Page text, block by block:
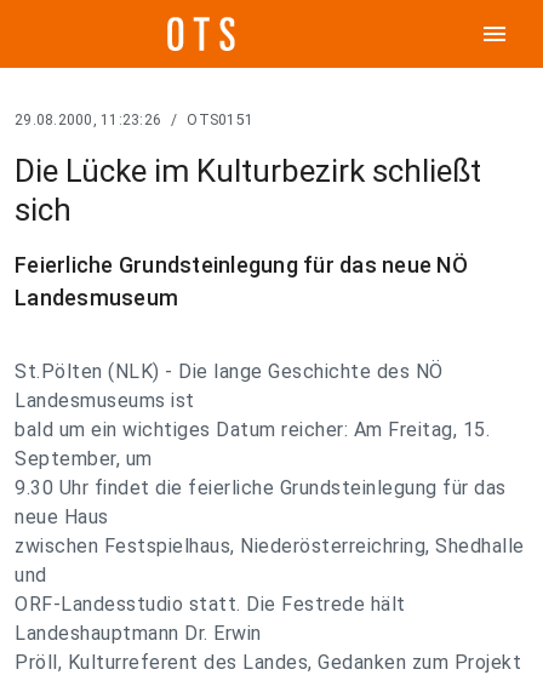
menu
29.08.2000, 11:23:26 / OTS0151
Die Lücke im Kulturbezirk schließt
sich
Feierliche Grundsteinlegung für das neue NÖ
Landesmuseum
St.Pölten (NLK) - Die lange Geschichte des NÖ
Landesmuseums ist
bald um ein wichtiges Datum reicher: Am Freitag, 15.
September, um
9.30 Uhr findet die feierliche Grundsteinlegung für das
neue Haus
zwischen Festspielhaus, Niederösterreichring, Shedhalle
und
ORF-Landesstudio statt. Die Festrede hält
Landeshauptmann Dr. Erwin
Pröll, Kulturreferent des Landes, Gedanken zum Projekt